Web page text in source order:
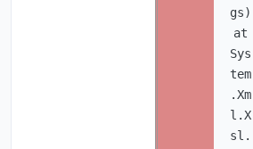
gs)
at
Sys
tem
.Xm
l.X
sl.